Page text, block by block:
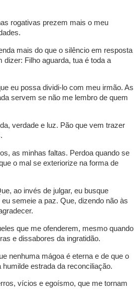
rogativas prezem mais o meu
mais do que o silêncio em resposta
Filho aguarda, tua é toda a
eu possa dividi-lo com meu irmão. As
servem se não me lembro de quem
verdade e luz. Pão que vem trazer
as minhas faltas. Perdoa quando se
o mal se exteriorize na forma de
ao invés de julgar, eu busque
semeie a paz. Que, dizendo não às
que me ofenderem, mesmo quando
e dissabores da ingratidão.
nenhuma mágoa é eterna e de que o
estrada da reconciliação.
vícios e egoísmo, que me tornam